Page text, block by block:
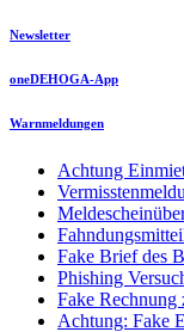
Newsletter
oneDEHOGA-App
Warnmeldungen
Achtung
Fake Brief des
Phishing
Fake
Achtung: Fake